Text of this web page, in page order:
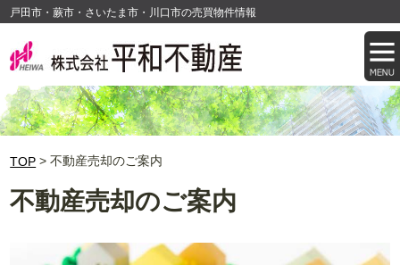
戸田市・蕨市・さいたま市・川口市の売買物件情報
TOP > 不動産売却のご案内
不動産売却のご案内